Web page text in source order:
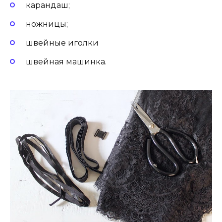
карандаш;
ножницы;
швейные иголки
швейная машинка.